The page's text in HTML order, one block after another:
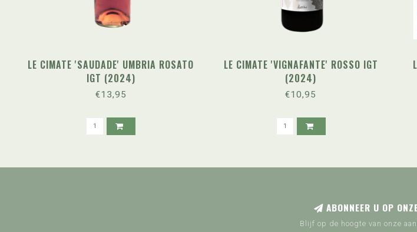
LE CIMATE 'SAUDADE' UMBRIA ROSATO
IGT (2024)
€13,95
LE CIMATE 'VIGNAFANTE' ROSSO IGT
(2024)
€10,95
ABONNEER U OP
Blijf op de hoogte van onze